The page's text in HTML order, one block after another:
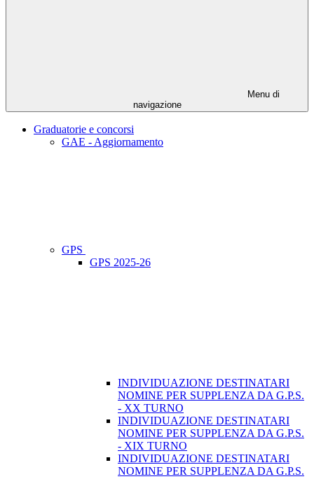
Menu di
navigazione
Graduatorie e concorsi
GAE - Aggiornamento
GPS
GPS 2025-26
INDIVIDUAZIONE DESTINATARI
NOMINE PER SUPPLENZA DA G.P.S.
- XX TURNO
INDIVIDUAZIONE DESTINATARI
NOMINE PER SUPPLENZA DA G.P.S.
- XIX TURNO
INDIVIDUAZIONE DESTINATARI
NOMINE PER SUPPLENZA DA G.P.S.